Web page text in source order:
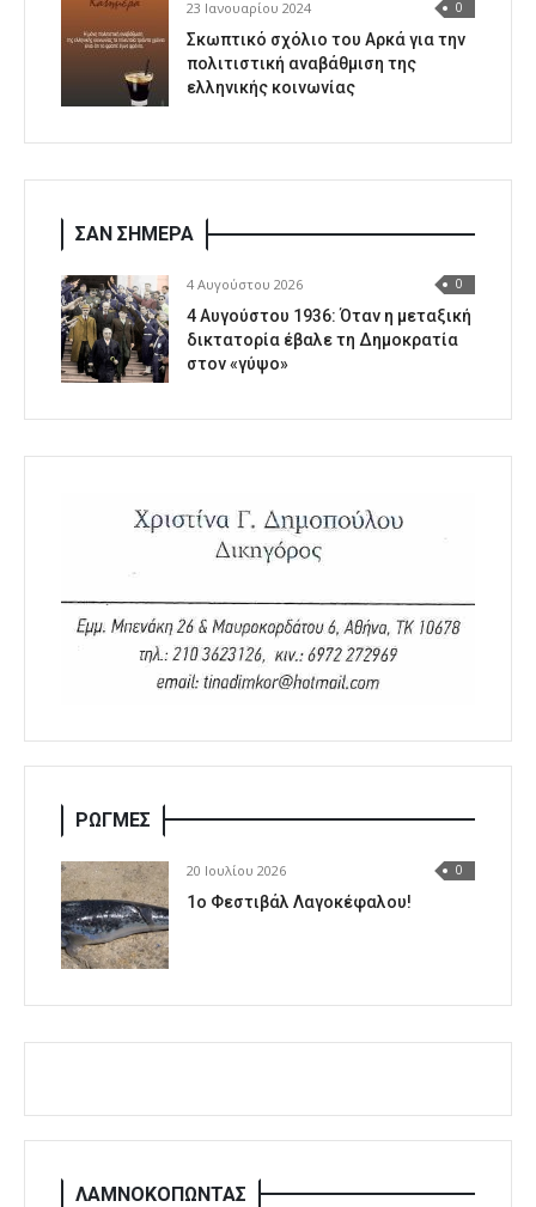
23 Ιανουαρίου 2024 0
Σκωπτικό σχόλιο του Αρκά για την
πολιτιστική αναβάθμιση της
ελληνικής κοινωνίας
ΣΑΝ ΣΗΜΕΡΑ
4 Αυγούστου 2026 0
4 Αυγούστου 1936: Όταν η μεταξική
δικτατορία έβαλε τη Δημοκρατία
στον «γύψο»
ΡΩΓΜΕΣ
20 Ιουλίου 2026 0
1o Φεστιβάλ Λαγοκέφαλου!
ΛΑΜΝΟΚΟΠΩΝΤΑΣ